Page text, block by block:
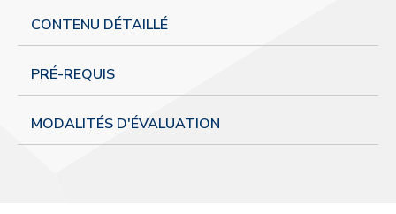
CONTENU DÉTAILLÉ
PRÉ-REQUIS
MODALITÉS D'ÉVALUATION